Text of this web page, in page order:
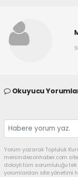
Okuyucu
Yorum yazarak Topluluk
mersindesonhaber.com
dolaylı tüm sorumluluğu
yorumlardan site yönetimi